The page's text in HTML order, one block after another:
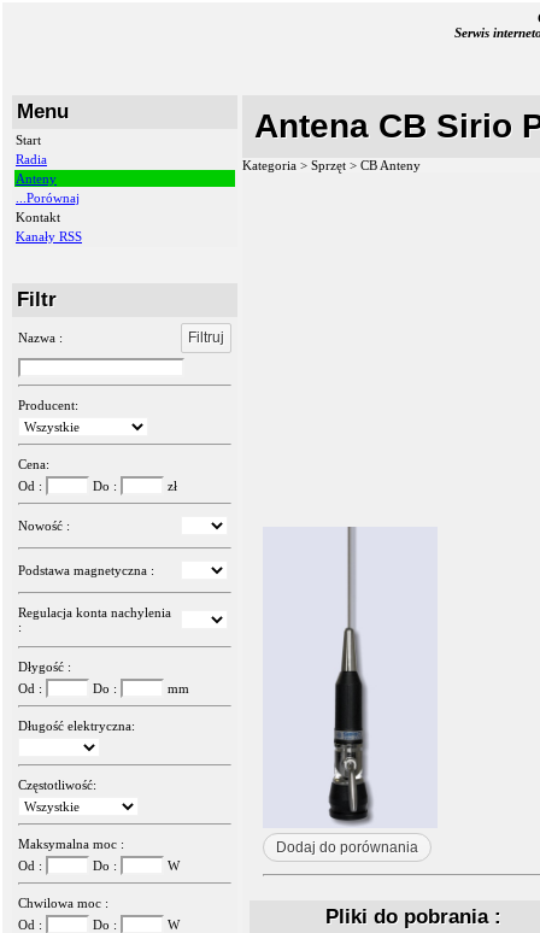
Serwis
Menu
Start
Radia
Anteny
...Porównaj
Kontakt
Kanały RSS
Filtr
Nazwa : Filtruj
Producent:
Cena:
Od :
Do : zł
Nowość :
Podstawa magnetyczna :
Regulacja konta nachylenia
:
Dłygość :
Od :
Do : mm
Długość elektryczna:
Częstotliwość:
Maksymalna moc :
Od :
Do : W
Chwilowa moc :
Od :
Do : W
Antena CB Sirio
Kategoria > Sprzęt > CB Anteny
Dodaj do porównania
Pliki do pobrania :